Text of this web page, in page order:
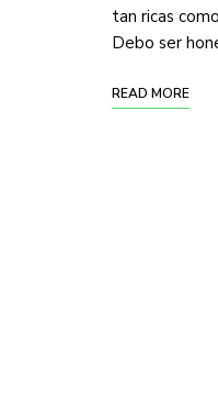
tan ricas
Debo ser
READ MORE